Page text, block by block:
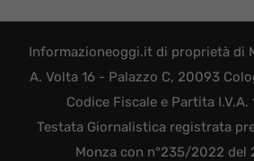
Informazioneoggi.it di proprietà di
A. Volta 16 - Palazzo C, 20093
Codice Fiscale e Partita I.V.A.
Testata Giornalistica registrata
Monza con n°235/2022